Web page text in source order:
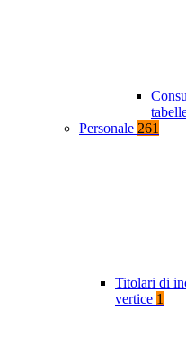
Personale 261
Titolari di
vertice 1